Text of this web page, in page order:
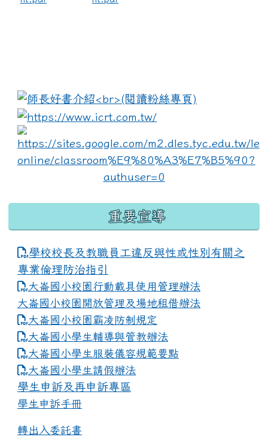
link to https://
重要宣導
學校校長及教職員工違反與性或性別有關之
專業倫理防治指引
大崙國小校園行動載具使用管理辦法
大崙國小校園開放管理及場地租借辦法
大崙國小校園霸凌防制規定
大崙國小學生輔導與管教辦法
大崙國小學生服裝儀容規範要點
link to https://www.dles.tyc.edu.tw/uploads/
大崙國小學生請假辦法
學生申訴及再申訴專區
學生申訴手冊
轉出入委託書